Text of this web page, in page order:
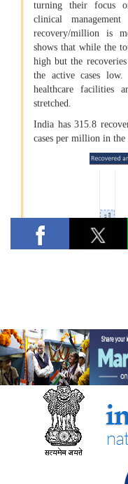
महिलाओं के लिए आयुष
जनजातीय क्षेत्रों में आयुष
सोवा-रिग्पा को वैश्विक
प्रणाली के रूप में उभरना
कृषि एवं किसान कल्‍याण मंत्रालय
विषय: मानव-जनित भूमि
विषय- एग्रीस्टैक और
विषय- किसान उत्पादक
विषय: तिलहन एवं दलहन
विषय: राष्ट्रीय मधुमक्खी
क्रियान्वयन
वाणिज्‍य एवं उद्योग मंत्रालय
डीजीएफटी, 'सोर्स फ्रॉम
प्राप्त स्टार्टअप्स को
नई दिल्ली में
के 12वें सत्र का आयोजन
जेम ने सार्वजनिक खरीद में
20 लाख करोड़ रुपये से